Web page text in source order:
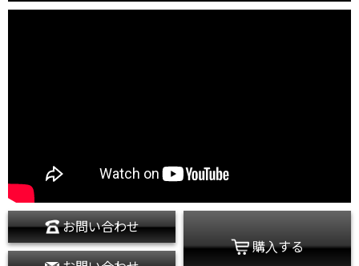
お問い合わせ
購入する